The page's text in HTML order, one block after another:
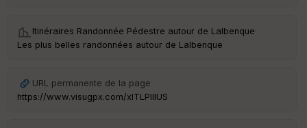
Itinéraires Randonnée Pédestre autour de Lalbenque·
Les plus belles randonnées autour de Lalbenque
URL permanente de la page
https://www.visugpx.com/xITLPIIIUS